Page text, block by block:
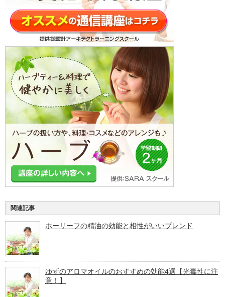
関連記事
ホーリーフの精油の効能と相性がいいブレンド
ゆずのアロマオイルのおすすめの効能4選【光毒性に注
意！】